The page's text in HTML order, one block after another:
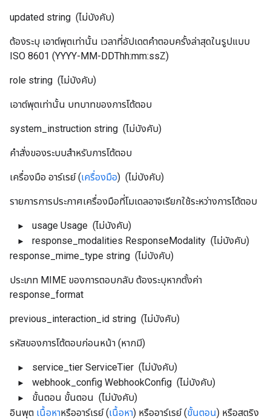
updated string (ไม่บังคับ)
ต้องระบุ เอาต์พุตเท่านั้น เวลาที่อัปเดตคำตอบครั้งล่าสุดในรูปแบบ
ISO 8601 (YYYY-MM-DDThh:mm:ssZ)
role string (ไม่บังคับ)
เอาต์พุตเท่านั้น บทบาทของการโต้ตอบ
system_instruction string (ไม่บังคับ)
คำสั่งของระบบสำหรับการโต้ตอบ
เครื่องมือ อาร์เรย์ (เครื่องมือ) (ไม่บังคับ)
รายการการประกาศเครื่องมือที่โมเดลอาจเรียกใช้ระหว่างการโต้ตอบ
usage Usage (ไม่บังคับ)
response_modalities ResponseModality (ไม่บังคับ)
response_mime_type string (ไม่บังคับ)
ประเภท MIME ของการตอบกลับ ต้องระบุหากตั้งค่า
response_format
previous_interaction_id string (ไม่บังคับ)
รหัสของการโต้ตอบก่อนหน้า (หากมี)
service_tier ServiceTier (ไม่บังคับ)
webhook_config WebhookConfig (ไม่บังคับ)
ขั้นตอน ขั้นตอน (ไม่บังคับ)
อินพุต เนื้อหาหรืออาร์เรย์ (เนื้อหา) หรืออาร์เรย์ (ขั้นตอน) หรือสตริง